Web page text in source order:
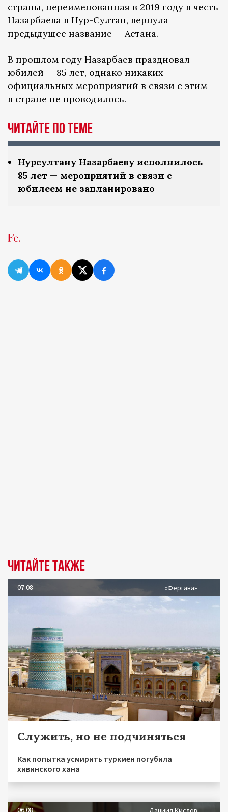
страны, переименованная в 2019 году в честь
Назарбаева в Нур-Султан, вернула
предыдущее название — Астана.
В прошлом году Назарбаев праздновал
юбилей — 85 лет, однако никаких
официальных мероприятий в связи с этим
в стране не проводилось.
ЧИТАЙТЕ ПО ТЕМЕ
Нурсултану Назарбаеву исполнилось
85 лет — мероприятий в связи с
юбилеем не запланировано
Читайте также
07.08 «Фергана»
Служить, но не подчиняться
Как попытка усмирить туркмен погубила
хивинского хана
06.08